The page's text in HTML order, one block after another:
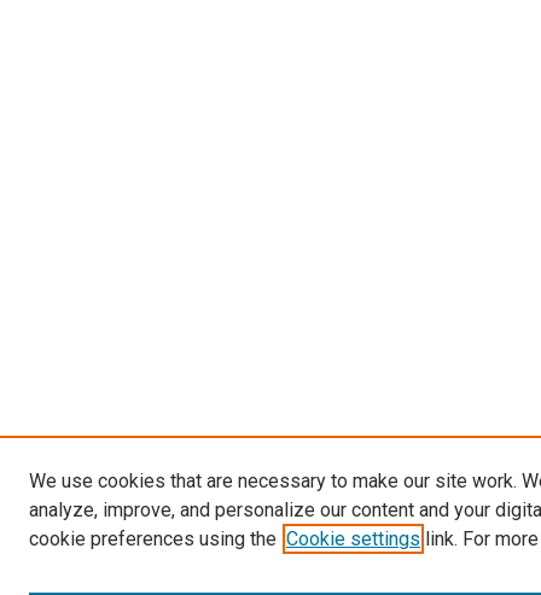
We use cookies that are necessary to make our site work.
analyze, improve, and personalize our content and your
cookie preferences using the Cookie settings link. For